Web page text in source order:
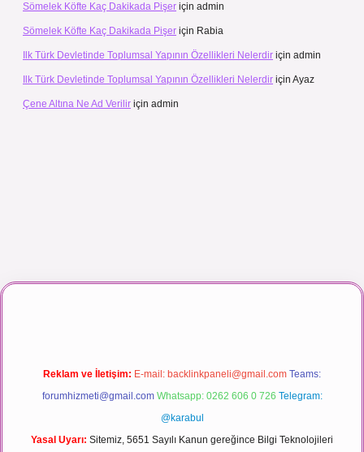
Sömelek Köfte Kaç Dakikada Pişer için admin
Sömelek Köfte Kaç Dakikada Pişer için Rabia
Ilk Türk Devletinde Toplumsal Yapının Özellikleri Nelerdir için admin
Ilk Türk Devletinde Toplumsal Yapının Özellikleri Nelerdir için Ayaz
Çene Altına Ne Ad Verilir için admin
izle
Reklam ve İletişim: E-mail: backlinkpaneli@gmail.com Teams:
forumhizmeti@gmail.com Whatsapp: 0262 606 0 726 Telegram:
@karabul
Yasal Uyarı: Sitemiz, 5651 Sayılı Kanun gereğince Bilgi Teknolojileri